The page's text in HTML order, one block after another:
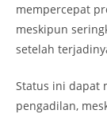
mempercepat
meskipun
setelah
Status ini dapat
pengadilan,